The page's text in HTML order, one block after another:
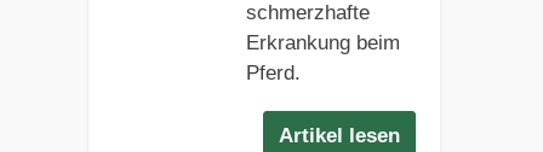
schmerzhafte
Erkrankung beim
Pferd.
Artikel lesen